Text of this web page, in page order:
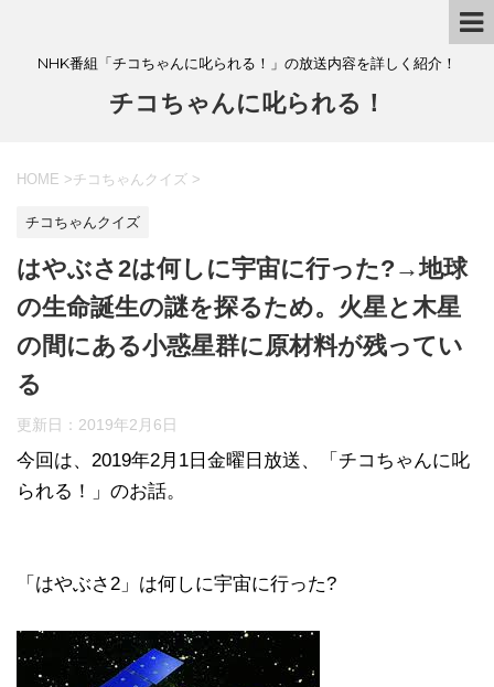
NHK番組「チコちゃんに叱られる！」の放送内容を詳しく紹介！
チコちゃんに叱られる！
HOME >チコちゃんクイズ >
チコちゃんクイズ
はやぶさ2は何しに宇宙に行った?→地球
の生命誕生の謎を探るため。火星と木星
の間にある小惑星群に原材料が残ってい
る
更新日： 2019年2月6日
今回は、2019年2月1日金曜日放送、「チコちゃんに叱
られる！」のお話。
「はやぶさ2」は何しに宇宙に行った?